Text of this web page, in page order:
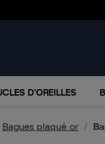
D'OREILLES
Bagues plaqué or